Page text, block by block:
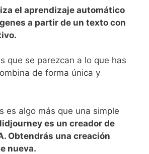
el aprendizaje automático
a partir de un texto con
que se parezcan a lo que has
de forma única y
es algo más que una simple
es un creador de
Obtendrás una creación
nueva.